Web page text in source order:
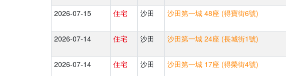
2026-07-15 住宅 沙田 沙田第一城 48座 (得寶街6號)
2026-07-14 住宅 沙田 沙田第一城 24座 (長城街1號)
2026-07-14 住宅 沙田 沙田第一城 17座 (得榮街4號)